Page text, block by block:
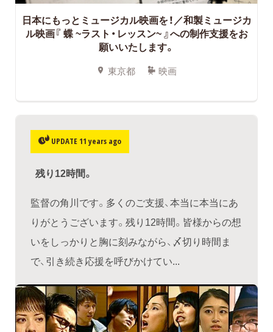
日本にもっとミュージカル映画を！／和製ミュージカ
ル映画『 蝶 ~ラスト・レッスン~ 』への制作支援をお
願いいたします。
東京都 映画
UPDATE 11 years ago
残り12時間。
監督の角川です。多くのご支援、本当に本当にあ
りがとうございます。残り12時間。皆様からの想
いをしっかりと胸に刻みながら、〆切り時間ま
で、引き続き応援を呼びかけてい...